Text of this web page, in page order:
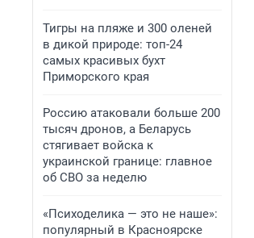
Тигры на пляже и 300 оленей
в дикой природе: топ-24
самых красивых бухт
Приморского края
Россию атаковали больше 200
тысяч дронов, а Беларусь
стягивает войска к
украинской границе: главное
об СВО за неделю
«Психоделика — это не наше»:
популярный в Красноярске